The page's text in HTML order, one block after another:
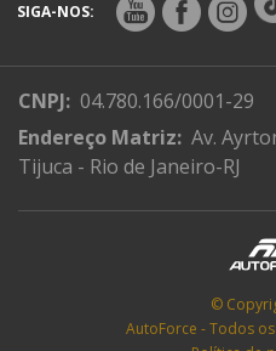
SIGA-NOS:
CNPJ: 04.780.166/0001-29
Endereço Matriz: Av.
Tijuca - Rio de Janeiro-RJ
©
AutoForce - Todos